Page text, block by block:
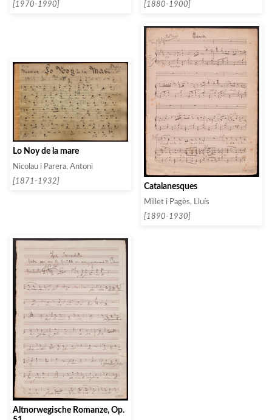
[1970-1990]
[1880-1900]
Lo Noy de la mare
Nicolau i Parera, Antoni
[1871-1932]
Catalanesques
Millet i Pagès, Lluís
[1890-1930]
Altnorwegische Romanze, Op.